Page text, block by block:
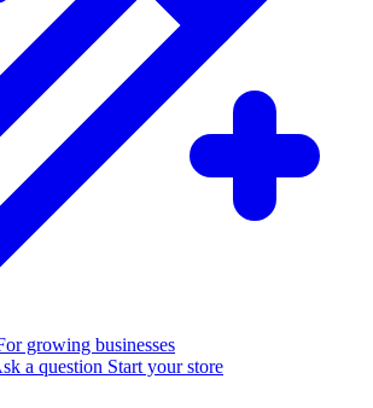
growing businesses
a question Start your store